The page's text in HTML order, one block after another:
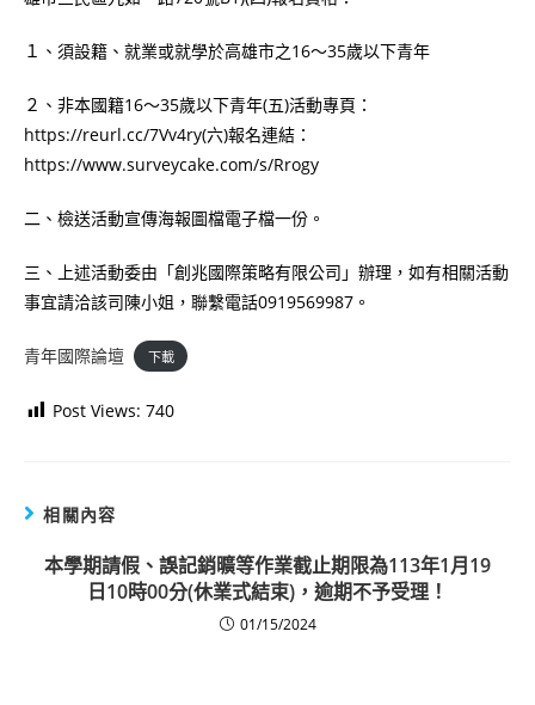
１、須設籍、就業或就學於高雄市之16～35歲以下青年
２、非本國籍16～35歲以下青年(五)活動專頁：
https://reurl.cc/7Vv4ry(六)報名連結：
https://www.surveycake.com/s/Rrogy
二、檢送活動宣傳海報圖檔電子檔一份。
三、上述活動委由「創兆國際策略有限公司」辦理，如有相關活動
事宜請洽該司陳小姐，聯繫電話0919569987。
青年國際論壇 下載
Post Views: 740
相關內容
本學期請假、誤記銷曠等作業截止期限為113年1月19
日10時00分(休業式結束)，逾期不予受理！
01/15/2024